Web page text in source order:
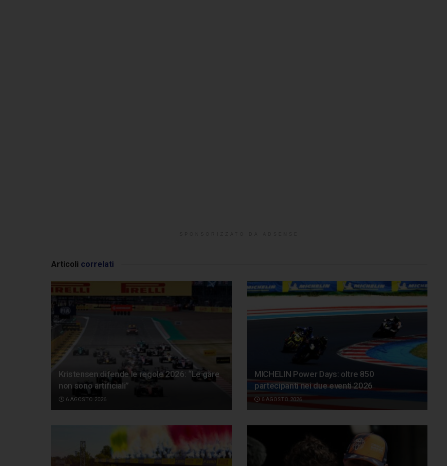
Articoli correlati
Kristensen difende le regole 2026: “Le gare
non sono artificiali”
6 AGOSTO 2026
MICHELIN Power Days: oltre 850
partecipanti nei due eventi 2026
6 AGOSTO 2026